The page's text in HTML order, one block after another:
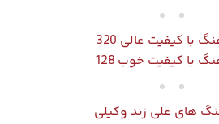
با کیفیت عالی 320
با کیفیت خوب 128
های علی زند وکیلی